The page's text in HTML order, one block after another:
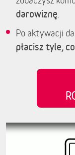
darowiznę
Po aktywacji
płacisz tyle,